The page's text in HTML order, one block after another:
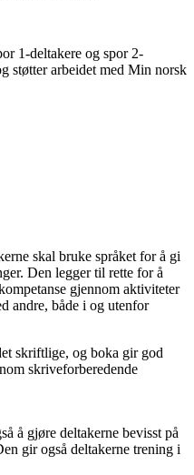
1-deltakere og spor 2-
støtter arbeidet med Min norsk
skal bruke språket for å gi
Den legger til rette for å
gjennom aktiviteter
andre, både i og utenfor
skriftlige, og boka gir god
skriveforberedende
å gjøre deltakerne bevisst på
gir også deltakerne trening i